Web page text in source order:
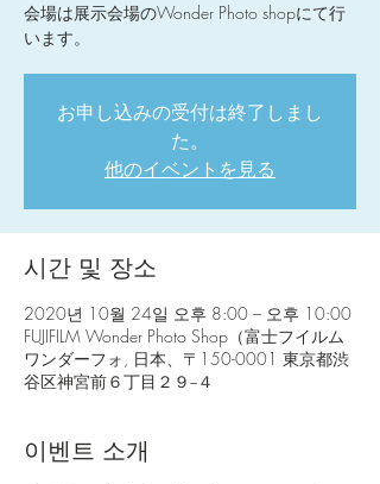
会場は展示会場のWonder Photo shopにて行
お申し込みの受付は終了しまし
た。
他のイベントを見る
시간 및 장소
2020년 10월 24일 오후 8:00 – 오후 10:00
FUJIFILM Wonder Photo Shop（富士フイルム
ワンダーフォ, 日本、〒150-0001 東京都渋
谷区神宮前６丁目２９−４
이벤트 소개